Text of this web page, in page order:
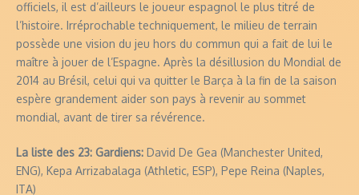
officiels, il est d’ailleurs le joueur espagnol le plus titré de
l’histoire. Irréprochable techniquement, le milieu de terrain
possède une vision du jeu hors du commun qui a fait de lui le
maître à jouer de l’Espagne. Après la désillusion du Mondial de
2014 au Brésil, celui qui va quitter le Barça à la fin de la saison
espère grandement aider son pays à revenir au sommet
mondial, avant de tirer sa révérence.
La liste des 23: Gardiens: David De Gea (Manchester United,
ENG), Kepa Arrizabalaga (Athletic, ESP), Pepe Reina (Naples,
ITA)